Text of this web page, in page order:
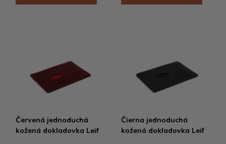
Červená jednoduchá
kožená dokladovka Leif
Čierna jednoduchá
kožená dokladovka Leif